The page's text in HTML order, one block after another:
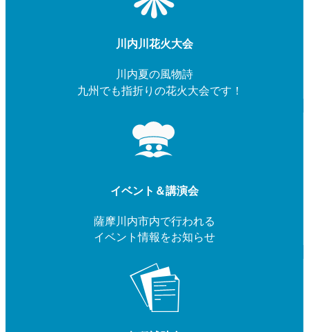
川内川花火大会
川内夏の風物詩
九州でも指折りの花火大会です！
イベント＆講演会
薩摩川内市内で行われる
イベント情報をお知らせ